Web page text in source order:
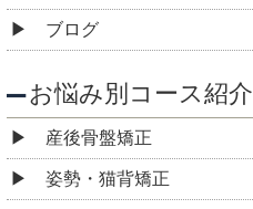
ブログ
お悩み別コース紹介
産後骨盤矯正
姿勢・猫背矯正